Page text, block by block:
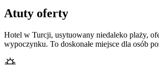
Atuty oferty
Hotel w Turcji, usytuowany niedaleko plaży,
wypoczynku. To doskonałe miejsce dla osób